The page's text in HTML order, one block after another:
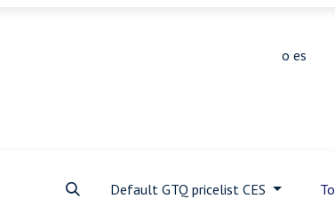
Default GTQ pricelist CES